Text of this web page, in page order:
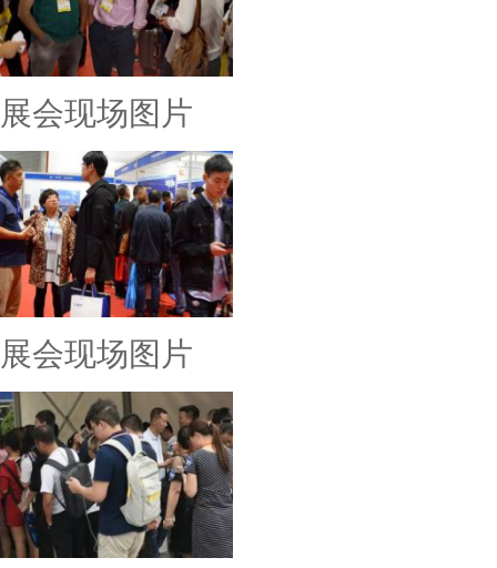
展会现场图片
展会现场图片